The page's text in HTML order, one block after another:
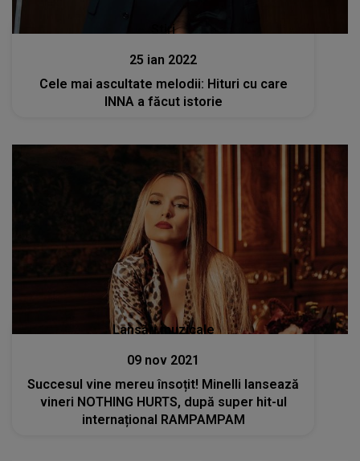
Stiri
25 ian 2022
Cele mai ascultate melodii: Hituri cu care
INNA a făcut istorie
Lansări muzicale
09 nov 2021
Succesul vine mereu însoțit! Minelli lansează
vineri NOTHING HURTS, după super hit-ul
internațional RAMPAMPAM